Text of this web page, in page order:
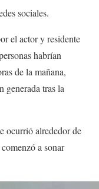
sociales.
el actor y residente
habrían
de la mañana,
generada tras la
ocurrió alrededor de
a sonar